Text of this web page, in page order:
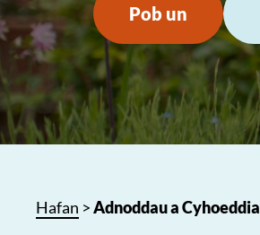
Pob un
Hafan >Adnoddau a